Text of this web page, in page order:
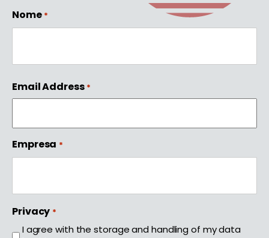
Nome *
Email Address *
Empresa *
Privacy *
I agree with the storage and handling of my data